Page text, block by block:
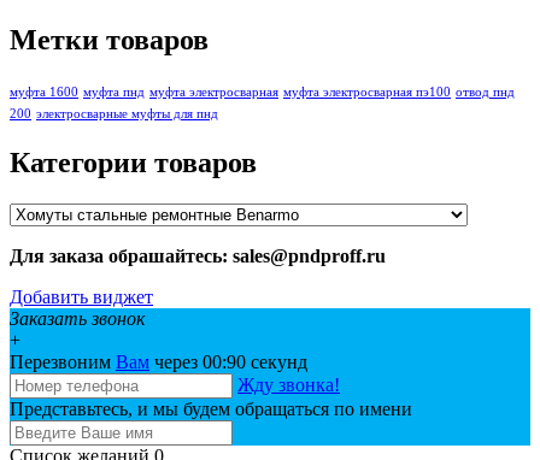
Метки товаров
муфта 1600 муфта пнд муфта электросварная муфта электросварная пэ100 отвод пнд
200 электросварные муфты для пнд
Категории товаров
Для заказа обрашайтесь: sales@pndproff.ru
Добавить виджет
Заказать звонок
+
Перезвоним Вам через 00:90 секунд
Жду звонка!
Представьтесь, и мы будем обращаться по имени